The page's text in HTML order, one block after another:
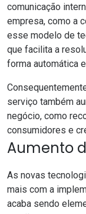
comunicação
empresa, como a
esse modelo de
que facilita a
forma automática
serviço também
negócio, como
consumidores e
Aumento
As novas
mais com a
acaba sendo